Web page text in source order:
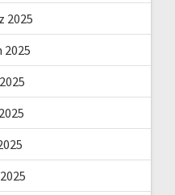
2025
2025